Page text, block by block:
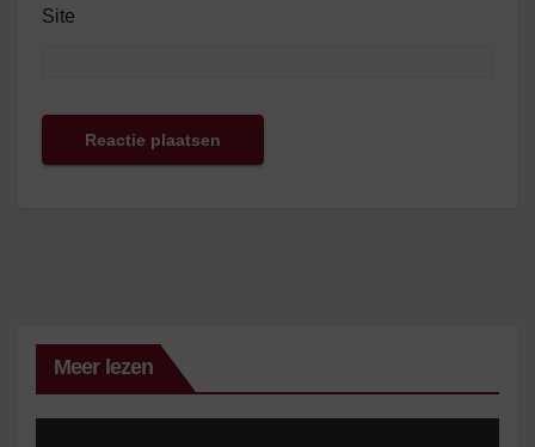
Site
Meer lezen